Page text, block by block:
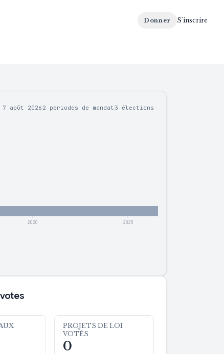
Donner S'inscrire
7 août 2026 2 periodes de mandat 3 élections
2020 2025
PROJETS DE LOI
VOTÉS
0